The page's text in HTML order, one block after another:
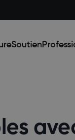
Soutien